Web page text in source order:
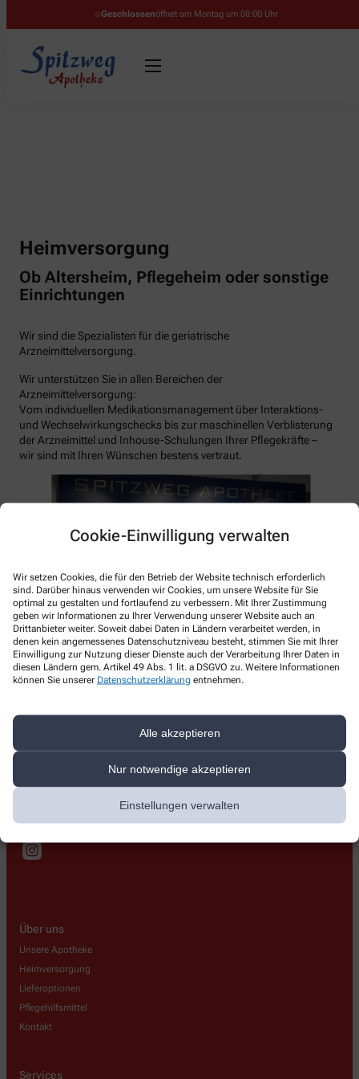
Cookie-Einwilligung verwalten
Wir setzen Cookies, die für den Betrieb der Website technisch erforderlich
sind. Darüber hinaus verwenden wir Cookies, um unsere Website für Sie
optimal zu gestalten und fortlaufend zu verbessern. Mit Ihrer Zustimmung
geben wir Informationen zu Ihrer Verwendung unserer Website auch an
Drittanbieter weiter. Soweit dabei Daten in Ländern verarbeitet werden, in
denen kein angemessenes Datenschutzniveau besteht, stimmen Sie mit Ihrer
Einwilligung zur Nutzung dieser Dienste auch der Verarbeitung Ihrer Daten in
diesen Ländern gem. Artikel 49 Abs. 1 lit. a DSGVO zu. Weitere Informationen
können Sie unserer Datenschutzerklärung entnehmen.
Alle akzeptieren
Nur notwendige akzeptieren
Einstellungen verwalten
Geschlossenöffnet am Montag um 08:00 Uhr
Heimversorgung
Ob Altersheim, Pflegeheim oder sonstige
Einrichtungen
Wir sind die Spezialisten für die geriatrische
Arzneimittelversorgung.
Wir unterstützen Sie in allen Bereichen der
Arzneimittelversorgung:
Vom individuellen Medikationsmanagement über Interaktions-
und Wechselwirkungschecks bis zur maschinellen Verblisterung
der Arzneimittel und Inhouse-Schulungen Ihrer Pflegekräfte –
wir sind mit Ihren Wünschen bestens vertraut.
Kontakt
Spitzweg Apotheke
spitzweg_apotheke_plattling@t-online.de
Über uns
Unsere Apotheke
Heimversorgung
Lieferoptionen
Pflegehilfsmittel
Kontakt
Services